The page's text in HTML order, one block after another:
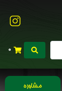
0
مشاوره